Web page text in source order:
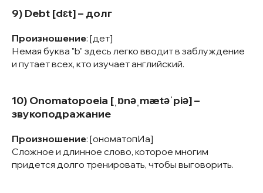
9) Debt [dɛt] – долг
Произношение: [дет]
Немая буква "b" здесь легко вводит в заблуждение
и путает всех, кто изучает английский.
10) Onomatopoeia [ˌɒnəˌmætəˈpiə] –
звукоподражание
Произношение: [ономатопИа]
Сложное и длинное слово, которое многим
придется долго тренировать, чтобы выговорить.